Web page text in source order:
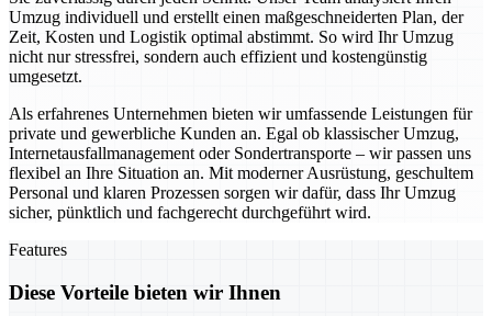
Umzug individuell und erstellt einen maßgeschneiderten Plan, der
Zeit, Kosten und Logistik optimal abstimmt. So wird Ihr Umzug
nicht nur stressfrei, sondern auch effizient und kostengünstig
umgesetzt.
Als erfahrenes Unternehmen bieten wir umfassende Leistungen für
private und gewerbliche Kunden an. Egal ob klassischer Umzug,
Internetausfallmanagement oder Sondertransporte – wir passen uns
flexibel an Ihre Situation an. Mit moderner Ausrüstung, geschultem
Personal und klaren Prozessen sorgen wir dafür, dass Ihr Umzug
sicher, pünktlich und fachgerecht durchgeführt wird.
Features
Diese Vorteile bieten wir Ihnen